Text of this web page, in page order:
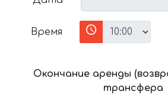
Время
Окончание аренды
трансфера